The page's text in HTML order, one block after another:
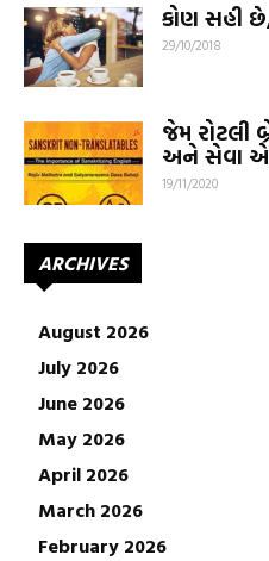
કોણ સહી
29/10/2018
જેમ રોટલી
અને સેવા એ
19/11/2020
ARCHIVES
August 2026
July 2026
June 2026
May 2026
April 2026
March 2026
February 2026